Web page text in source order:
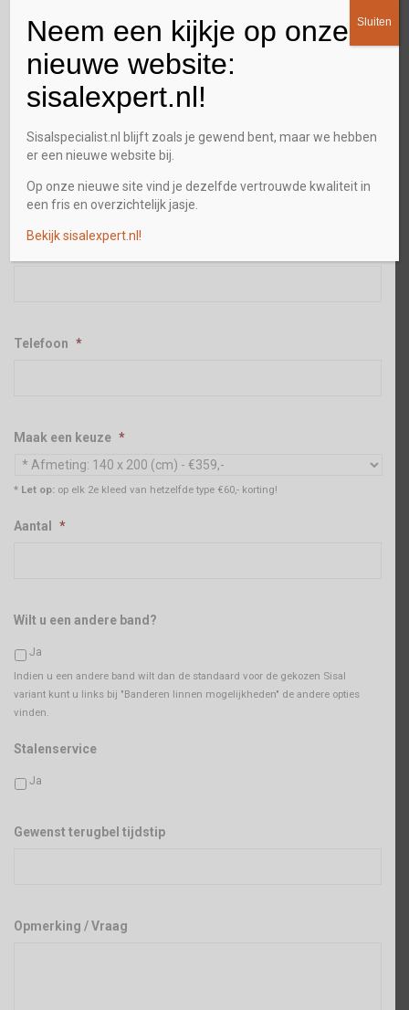
Postcode
Telefoon *
Maak een keuze *
* Let op: op elk 2e kleed van hetzelfde type €60,- korting!
Aantal *
Wilt u een andere band?
Ja
Indien u een andere band wilt dan de standaard voor de gekozen Sisal
variant kunt u links bij "Banderen linnen mogelijkheden" de andere opties
vinden.
Stalenservice
Ja
Gewenst terugbel tijdstip
Opmerking / Vraag
Neem een kijkje op onze
nieuwe website:
sisalexpert.nl!
Sisalspecialist.nl blijft zoals je gewend bent, maar we hebben
er een nieuwe website bij.
Op onze nieuwe site vind je dezelfde vertrouwde kwaliteit in
een fris en overzichtelijk jasje.
Bekijk sisalexpert.nl!
Sluiten